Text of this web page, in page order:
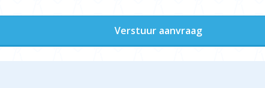
Verstuur aanvraag